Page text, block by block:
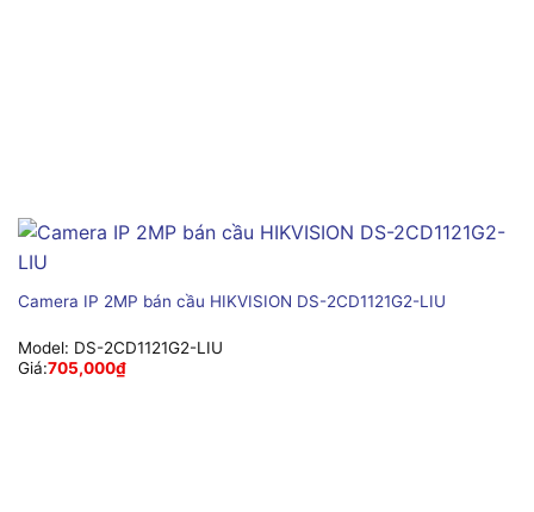
Camera IP 2MP bán cầu HIKVISION DS-2CD1121G2-LIU
Model: DS-2CD1121G2-LIU
Giá:705,000₫